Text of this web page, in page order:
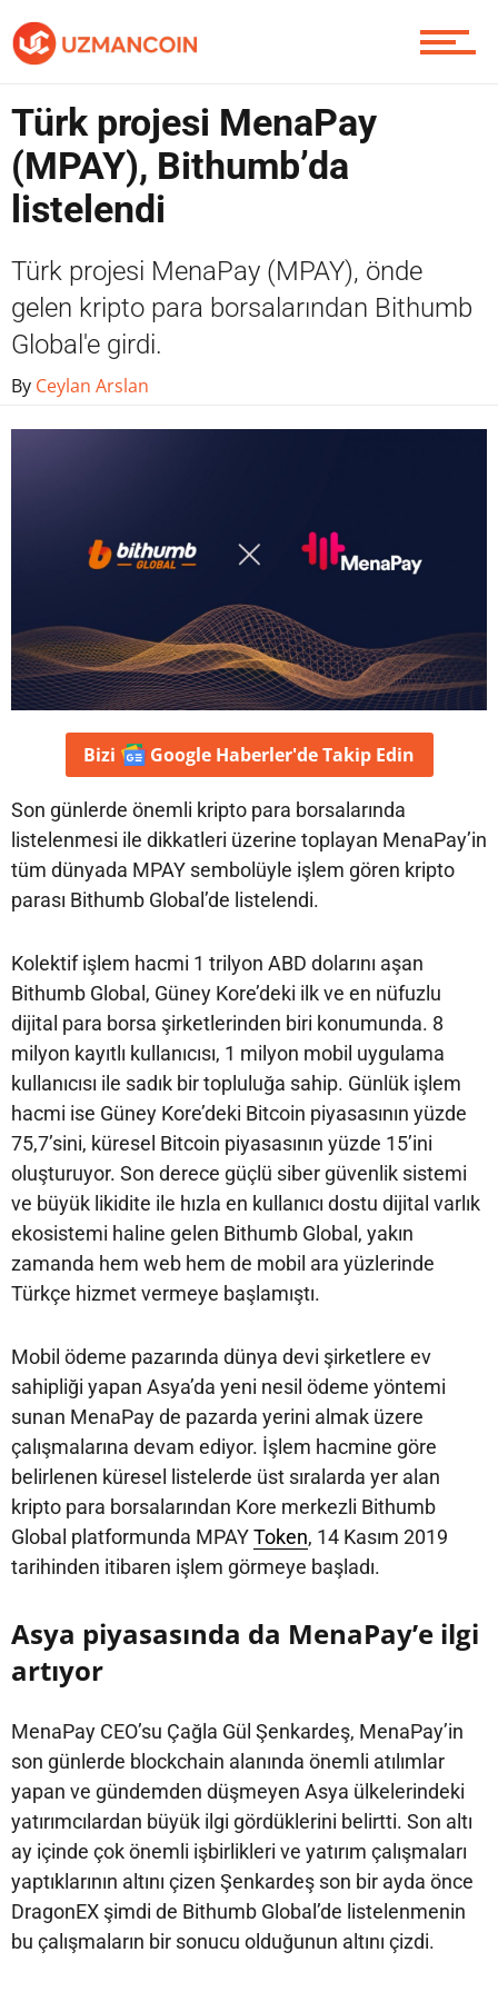
Soru Sor
Contact / İletişim
Türk projesi MenaPay
(MPAY), Bithumb’da
listelendi
Türk projesi MenaPay (MPAY), önde
gelen kripto para borsalarından Bithumb
Global'e girdi.
By Ceylan Arslan
Bizi Google Haberler'deTakip Edin
Son günlerde önemli kripto para borsalarında
listelenmesi ile dikkatleri üzerine toplayan MenaPay’in
tüm dünyada MPAY sembolüyle işlem gören kripto
parası Bithumb Global’de listelendi.
Kolektif işlem hacmi 1 trilyon ABD dolarını aşan
Bithumb Global, Güney Kore’deki ilk ve en nüfuzlu
dijital para borsa şirketlerinden biri konumunda. 8
milyon kayıtlı kullanıcısı, 1 milyon mobil uygulama
kullanıcısı ile sadık bir topluluğa sahip. Günlük işlem
hacmi ise Güney Kore’deki Bitcoin piyasasının yüzde
75,7’sini, küresel Bitcoin piyasasının yüzde 15’ini
oluşturuyor. Son derece güçlü siber güvenlik sistemi
ve büyük likidite ile hızla en kullanıcı dostu dijital varlık
ekosistemi haline gelen Bithumb Global, yakın
zamanda hem web hem de mobil ara yüzlerinde
Türkçe hizmet vermeye başlamıştı.
Mobil ödeme pazarında dünya devi şirketlere ev
sahipliği yapan Asya’da yeni nesil ödeme yöntemi
sunan MenaPay de pazarda yerini almak üzere
çalışmalarına devam ediyor. İşlem hacmine göre
belirlenen küresel listelerde üst sıralarda yer alan
kripto para borsalarından Kore merkezli Bithumb
Global platformunda MPAYToken, 14 Kasım 2019
tarihinden itibaren işlem görmeye başladı.
Asya piyasasında da MenaPay’e ilgi
artıyor
MenaPay CEO’su Çağla Gül Şenkardeş, MenaPay’in
son günlerde blockchain alanında önemli atılımlar
yapan ve gündemden düşmeyen Asya ülkelerindeki
yatırımcılardan büyük ilgi gördüklerini belirtti. Son altı
ay içinde çok önemli işbirlikleri ve yatırım çalışmaları
yaptıklarının altını çizen Şenkardeş son bir ayda önce
DragonEX şimdi de Bithumb Global’de listelenmenin
bu çalışmaların bir sonucu olduğunun altını çizdi.